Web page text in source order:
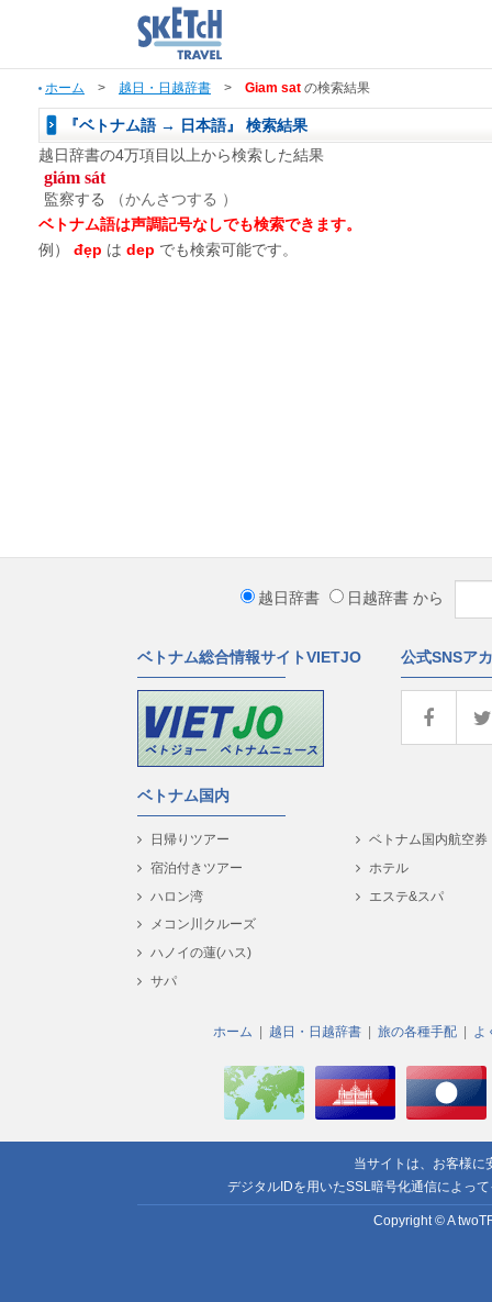
ホーム > 越日・日越辞書 > Giam sat の検索結果
『ベトナム語 → 日本語』 検索結果
越日辞書の4万項目以上から検索した結果
giám sát
監察する
（かんさつする ）
ベトナム語は声調記号なしでも検索できます。
例）
đẹp は dep でも検索可能です。
越日辞書 日越辞書 から
ベトナム総合情報サイトVIETJO 公式SNSア
ベトナム国内
日帰りツアー
宿泊付きツアー
ハロン湾
メコン川クルーズ
ハノイの蓮(ハス)
サパ
ベトナム国内航空券
ホテル
エステ&スパ
ホーム 越日・日越辞書 旅の各種手配 よ
当サイトは、お客様に
デジタルIDを用いたSSL暗号化通信によっ
Copyright © A